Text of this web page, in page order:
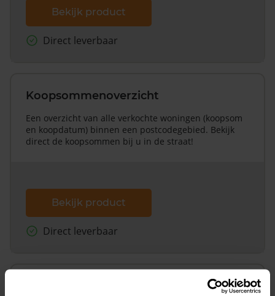
Bekijk product
Direct leverbaar
Koopsommenoverzicht
Een overzicht van alle verkochte woningen (koopsom
en koopdatum) binnen een postcodegebied. Bekijk
direct de koopsommen bij u in de straat!
Bekijk product
Direct leverbaar
Koopsommenoverzicht (1 jaar gratis